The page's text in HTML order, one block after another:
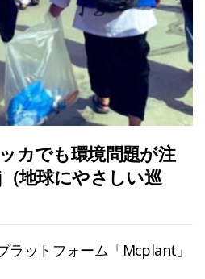
カでも環境問題が注
地球にやさしい巡
ラットフォーム「Mcplant」